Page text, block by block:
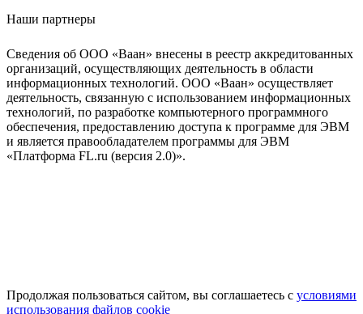
Наши партнеры
Сведения об ООО «Ваан» внесены в реестр аккредитованных
организаций, осуществляющих деятельность в области
информационных технологий. ООО «Ваан» осуществляет
деятельность, связанную с использованием информационных
технологий, по разработке компьютерного программного
обеспечения, предоставлению доступа к программе для ЭВМ
и является правообладателем программы для ЭВМ
«Платформа FL.ru (версия 2.0)».
Продолжая пользоваться сайтом, вы соглашаетесь с условиями
использования файлов cookie